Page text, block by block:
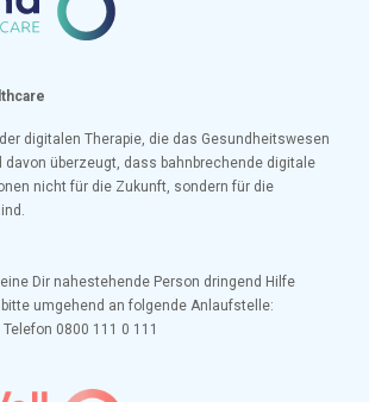
digitalen Therapie, die das Gesundheitswesen
davon überzeugt, dass bahnbrechende digitale
nicht für die Zukunft, sondern für die
Dir nahestehende Person dringend Hilfe
umgehend an folgende Anlaufstelle:
Telefon 0800 111 0 111